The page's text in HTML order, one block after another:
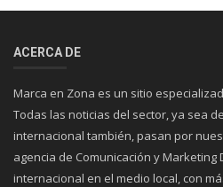
ACERCA DE
Marca en Zona es un sitio
Todas las noticias del sector, ya sea
internacional también, pasan por
agencia de Comunicación y
internacional en el medio local, con